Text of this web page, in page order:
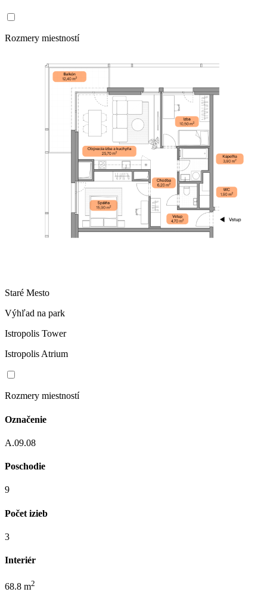
Rozmery miestností
Staré Mesto
Výhľad na park
Istropolis Tower
Istropolis Atrium
Rozmery miestností
Označenie
A.09.08
Poschodie
9
Počet izieb
3
Interiér
68.8 m2